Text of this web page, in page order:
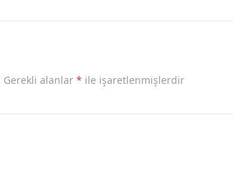
Gerekli alanlar * ile işaretlenmişlerdir